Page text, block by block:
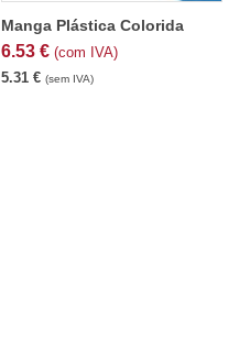
Manga Plástica Colorida
6.53 € (com IVA)
5.31 € (sem IVA)